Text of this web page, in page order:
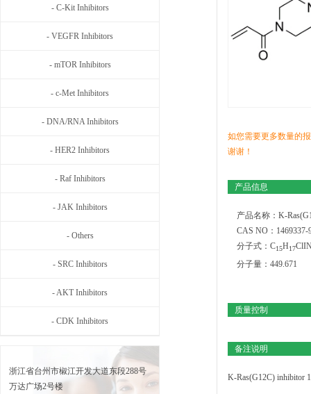
- C-Kit Inhibitors
- VEGFR Inhibitors
- mTOR Inhibitors
- c-Met Inhibitors
- DNA/RNA Inhibitors
- HER2 Inhibitors
- Raf Inhibitors
- JAK Inhibitors
- Others
- SRC Inhibitors
- AKT Inhibitors
- CDK Inhibitors
浙江省台州市椒江开发大道东段288号
万达广场2号楼
如您需要更多数量的
谢谢！
产品信息
产品名称：K-
CAS NO：1469337-
分子式：C15H17
分子量：449.671
质量控制
备注说明
K-Ras(G12C) inhibitor